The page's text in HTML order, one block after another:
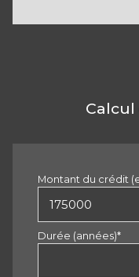
Montant du crédit
Durée (années)*